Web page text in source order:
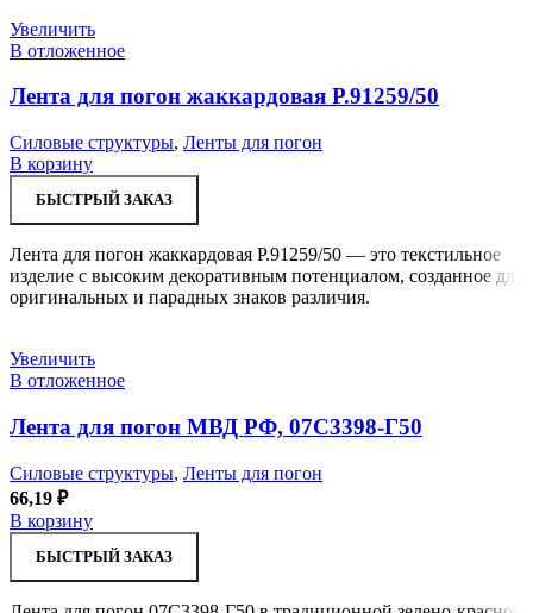
Увеличить
В отложенное
Лента для погон жаккардовая Р.91259/50
Силовые структуры, Ленты для погон
В корзину
БЫСТРЫЙ ЗАКАЗ
Лента для погон жаккардовая Р.91259/50 — это текстильное
изделие с высоким декоративным потенциалом, созданное для
оригинальных и парадных знаков различия.
Увеличить
В отложенное
Лента для погон МВД РФ, 07С3398-Г50
Силовые структуры, Ленты для погон
66,19 ₽
В корзину
БЫСТРЫЙ ЗАКАЗ